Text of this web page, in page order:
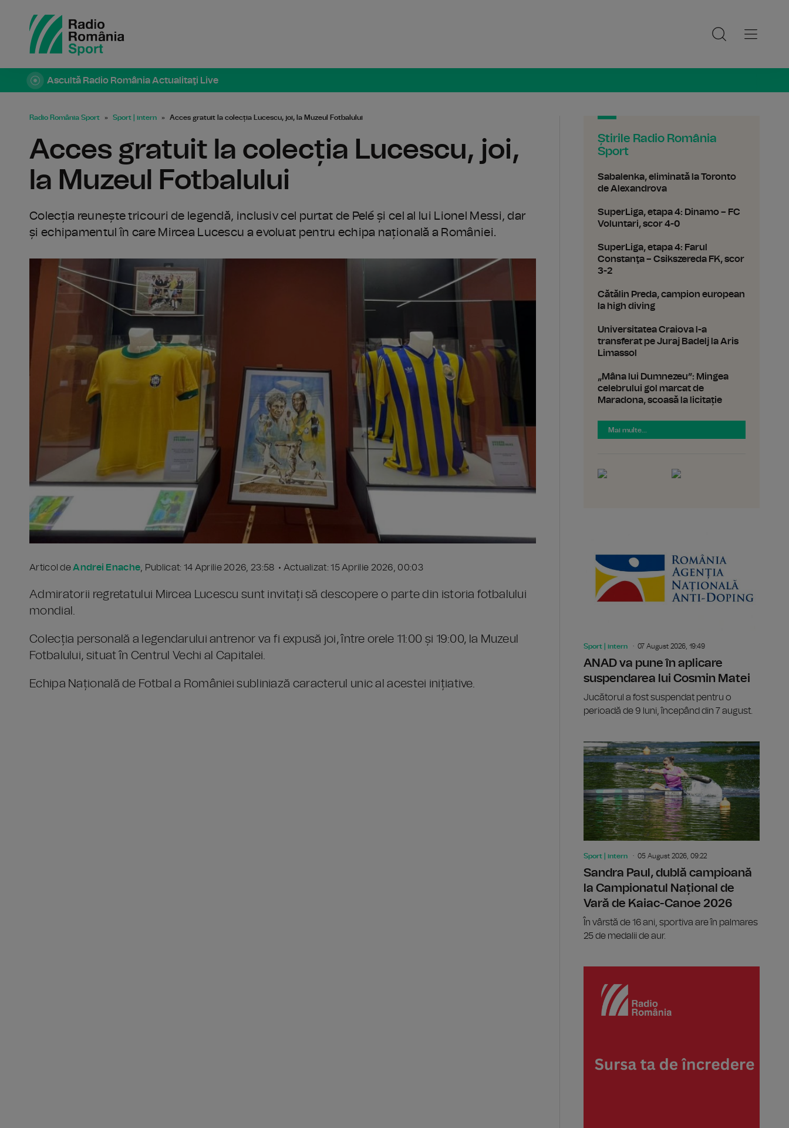
Ascultă Radio România Actualitaţi Live
Radio România Sport Sport | intern Acces gratuit la colecția Lucescu, joi, la Muzeul Fotbalului
Acces gratuit la colecția Lucescu, joi,
la Muzeul Fotbalului
Colecția reunește tricouri de legendă, inclusiv cel purtat de Pelé și cel al lui Lionel Messi, dar
și echipamentul în care Mircea Lucescu a evoluat pentru echipa națională a României.
Articol deAndrei Enache, Publicat: 14 Aprilie 2026, 23:58 • Actualizat: 15 Aprilie 2026, 00:03
Admiratorii regretatului Mircea Lucescu sunt invitați să descopere o parte din istoria fotbalului
mondial.
Colecția personală a legendarului antrenor va fi expusă joi, între orele 11:00 și 19:00, la Muzeul
Fotbalului, situat în Centrul Vechi al Capitalei.
Echipa Națională de Fotbal a României subliniază caracterul unic al acestei inițiative.
Știrile Radio România
Sport
Sabalenka, eliminată la Toronto
de Alexandrova
SuperLiga, etapa 4: Dinamo – FC
Voluntari, scor 4-0
SuperLiga, etapa 4: Farul
Constanţa – Csikszereda FK, scor
3-2
Cătălin Preda, campion european
la high diving
Universitatea Craiova l-a
transferat pe Juraj Badelj la Aris
Limassol
„Mâna lui Dumnezeu”: Mingea
celebrului gol marcat de
Maradona, scoasă la licitație
Mai multe...
Sport | intern 07 August 2026, 19:49
ANAD va pune în aplicare
suspendarea lui Cosmin Matei
Jucătorul a fost suspendat pentru o
perioadă de 9 luni, începând din 7 august.
Sport | intern 05 August 2026, 09:22
Sandra Paul, dublă campioană
la Campionatul Național de
Vară de Kaiac-Canoe 2026
În vârstă de 16 ani, sportiva are în palmares
25 de medalii de aur.